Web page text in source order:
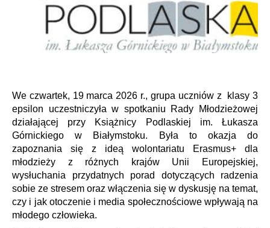
We czwartek, 19 marca 2026 r., grupa uczniów z klasy 3
epsilon uczestniczyła w spotkaniu Rady Młodzieżowej
działającej przy Książnicy Podlaskiej im. Łukasza
Górnickiego w Białymstoku. Była to okazja do
zapoznania się z ideą wolontariatu Erasmus+ dla
młodzieży z różnych krajów Unii Europejskiej,
wysłuchania przydatnych porad dotyczących radzenia
sobie ze stresem oraz włączenia się w dyskusję na temat,
czy i jak otoczenie i media społecznościowe wpływają na
młodego człowieka.